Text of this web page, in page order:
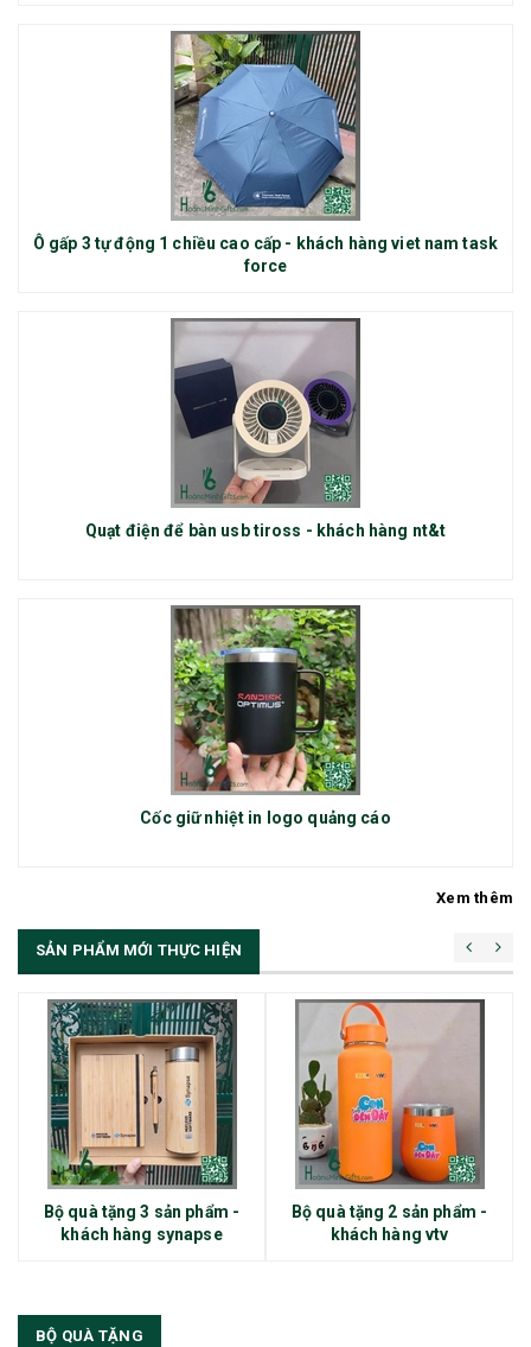
Ô gấp 3 tự động 1 chiều cao cấp - khách hàng viet nam task
force
Quạt điện để bàn usb tiross - khách hàng nt&t
Cốc giữ nhiệt in logo quảng cáo
Xem thêm
SẢN PHẨM MỚI THỰC HIỆN
Bộ quà tặng 3 sản phẩm -
khách hàng synapse
Bộ quà tặng 2 sản phẩm -
khách hàng vtv
BỘ QUÀ TẶNG